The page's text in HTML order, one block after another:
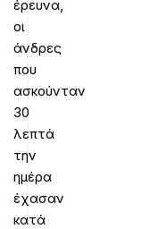
έρευνα,
οι
άνδρες
που
ασκούνταν
30
λεπτά
την
ημέρα
έχασαν
κατά